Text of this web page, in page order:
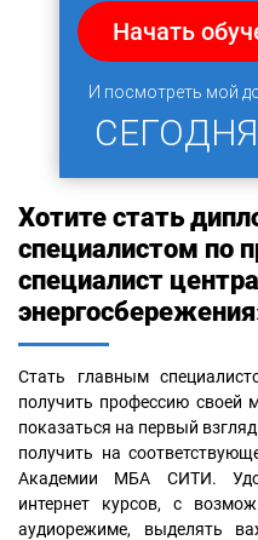
Начать
И посмотреть мой
СЕГОДНЯ
Хотите стать
специалистом по
специалист центра
Стать главным
получить профессию своей
показаться на первый
получить на
Академии МБА СИТИ.
интернет курсов, с
аудиорежиме, выделять